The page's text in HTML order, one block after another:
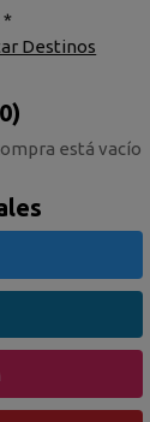
*
Destinos
está vacío